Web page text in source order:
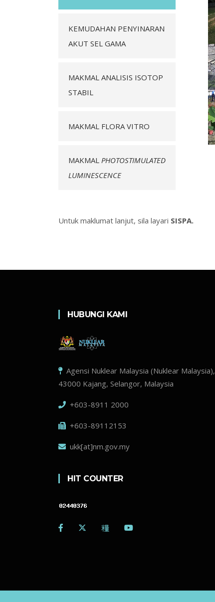
KEMUDAHAN PENYINARAN
AKUT SEL GAMA
MAKMAL ANALISIS ISOTOP
STABIL
MAKMAL FLORA VITRO
MAKMAL PHOTOSTIMULATED
LUMINESCENCE
Untuk maklumat lanjut, sila layari SISPA.
HUBUNGI KAMI
Agensi Nuklear Malaysia (Nuklear Malaysia),
43000 Kajang, Selangor, Malaysia
+603-8911 2000
+603-89112153
ukk[at]nm.gov.my
HIT COUNTER